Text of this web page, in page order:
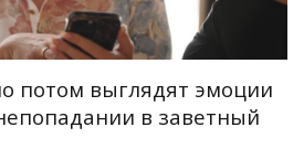
потом выглядят эмоции
в заветный